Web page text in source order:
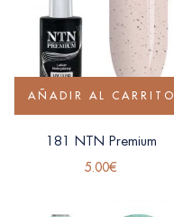
AÑADIR AL CARRITO
181 NTN Premium
5.00€